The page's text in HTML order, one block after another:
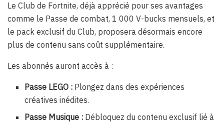
Le Club de Fortnite, déjà apprécié pour ses avantages
comme le Passe de combat, 1 000 V-bucks mensuels, et
le pack exclusif du Club, proposera désormais encore
plus de contenu sans coût supplémentaire.
Les abonnés auront accès à :
Passe LEGO : Plongez dans des expériences
créatives inédites.
Passe Musique : Débloquez du contenu exclusif lié à